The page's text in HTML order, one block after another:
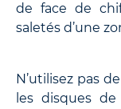
de face de
saletés d’une
N’utilisez pas
les disques